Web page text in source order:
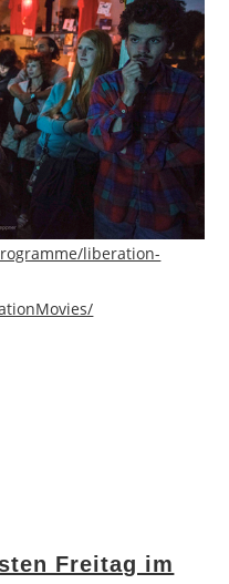
liberation-
Freitag im